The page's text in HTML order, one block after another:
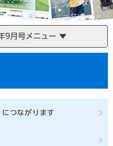
9月号メニュー
つながります